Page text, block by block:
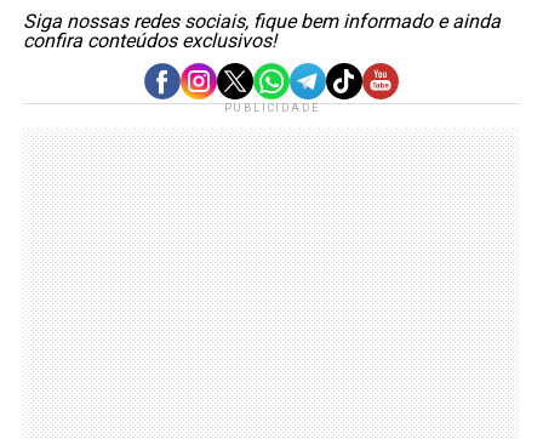
Siga nossas redes sociais, fique bem informado e ainda
confira conteúdos exclusivos!
PUBLICIDADE